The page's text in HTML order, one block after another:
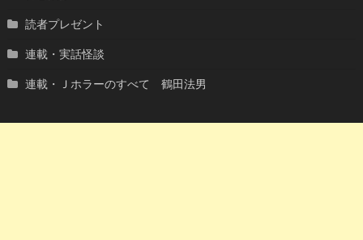
読者プレゼント
連載・実話怪談
連載・Ｊホラーのすべて 鶴田法男